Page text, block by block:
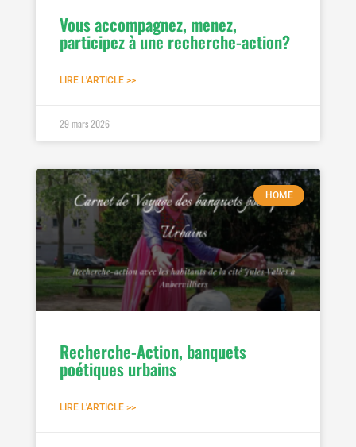
Vous accompagnez, menez,
participez à une recherche-action?
LIRE L'ARTICLE >>
29 mars 2026
HOME
Recherche-Action, banquets
poétiques urbains
LIRE L'ARTICLE >>